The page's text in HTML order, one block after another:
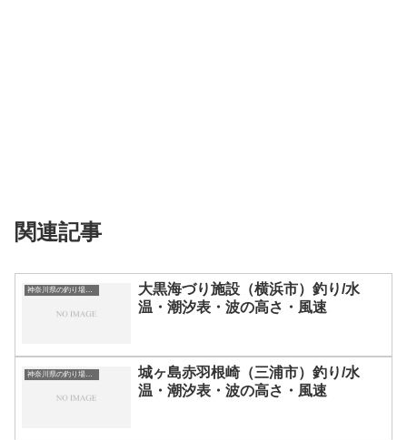
関連記事
神奈川県の釣り場一覧
大黒海づり施設（横浜市）釣り/水
温・潮汐表・波の高さ・風速
神奈川県の釣り場一覧
城ヶ島赤羽根崎（三浦市）釣り/水
温・潮汐表・波の高さ・風速